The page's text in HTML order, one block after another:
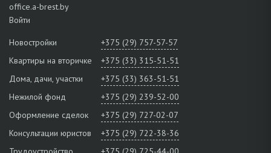
office.a-brest.by
Войти
Новостройки
+375 (29) 757-57-57
Квартиры на вторичке
+375 (33) 315-51-51
Дома, дачи, участки
+375 (33) 363-51-51
Нежилой фонд
+375 (29) 239-52-00
Оформление сделок
+375 (29) 727-02-07
Консультации юристов
+375 (29) 722-38-36